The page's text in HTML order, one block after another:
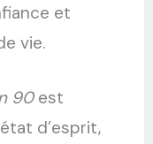
et
vie.
90est
d’esprit,